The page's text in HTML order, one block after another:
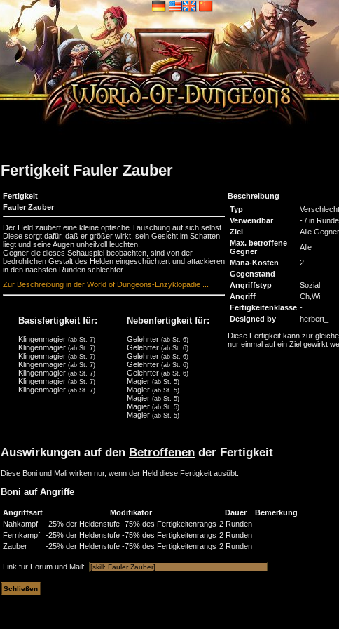
Fertigkeit Fauler Zauber
Fertigkeit
Beschreibung
Fauler Zauber
Der Held zaubert eine kleine optische Täuschung auf sich selbst.
Diese sorgt dafür, daß er größer wirkt, sein Gesicht im Schatten
liegt und seine Augen unheilvoll leuchten.
Gegner die dieses Schauspiel beobachten, sind von der
bedrohlichen Gestalt des Helden eingeschüchtert und attackieren
in den nächsten Runden schlechter.
Zur Beschreibung in der World of Dungeons-Enzyklopädie ...
Basisfertigkeit für:
Klingenmagier (ab St. 7)
Klingenmagier (ab St. 7)
Klingenmagier (ab St. 7)
Klingenmagier (ab St. 7)
Klingenmagier (ab St. 7)
Klingenmagier (ab St. 7)
Klingenmagier (ab St. 7)
Nebenfertigkeit für:
Gelehrter (ab St. 6)
Gelehrter (ab St. 6)
Gelehrter (ab St. 6)
Gelehrter (ab St. 6)
Gelehrter (ab St. 6)
Magier (ab St. 5)
Magier (ab St. 5)
Magier (ab St. 5)
Magier (ab St. 5)
Magier (ab St. 5)
Typ
Verwendbar
- / in Runde
Ziel
Alle Gegner
Max. betroffene
Gegner
Alle
Mana-Kosten
2
Gegenstand
-
Angriffstyp
Sozial
Angriff
Ch,Wi
Fertigkeitenklasse -
Designed by
herbert_
Diese Fertigkeit kann zur
nur einmal auf ein Ziel gewirkt
Auswirkungen auf den Betroffenen der Fertigkeit
Diese Boni und Mali wirken nur, wenn der Held diese Fertigkeit ausübt.
Boni auf Angriffe
Angriffsart Modifikator Dauer
Bemerkung
Nahkampf
-25% der Heldenstufe -75% des Fertigkeitenrangs 2 Runden
Fernkampf
-25% der Heldenstufe -75% des Fertigkeitenrangs 2 Runden
Zauber
-25% der Heldenstufe -75% des Fertigkeitenrangs 2 Runden
Link für Forum und Mail: